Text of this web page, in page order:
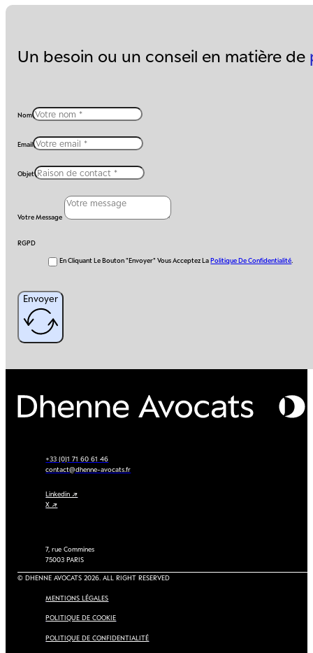
Un besoin ou un conseil en matière de
Nom
Email
Objet
Votre Message
RGPD
En Cliquant Le Bouton "Envoyer" Vous Acceptez LaPolitique De Confidentialité.
Envoyer
+33 (0)1 71 60 61 46
contact@dhenne-avocats.fr
Linkedin ↗
X ↗
7, rue Commines
75003 PARIS
© DHENNE AVOCATS 2026. ALL RIGHT RESERVED
MENTIONS LÉGALES
POLITIQUE DE COOKIE
POLITIQUE DE CONFIDENTIALITÉ